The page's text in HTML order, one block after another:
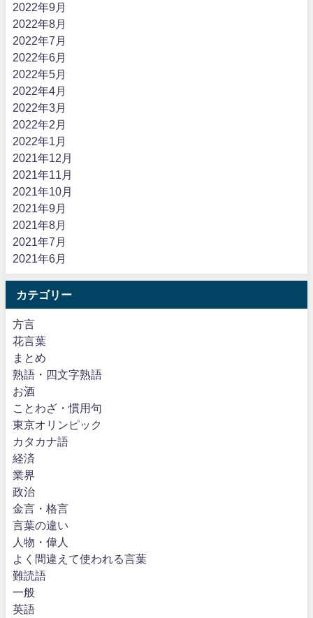
2022年9月
2022年8月
2022年7月
2022年6月
2022年5月
2022年4月
2022年3月
2022年2月
2022年1月
2021年12月
2021年11月
2021年10月
2021年9月
2021年8月
2021年7月
2021年6月
カテゴリー
方言
花言葉
まとめ
熟語・四文字熟語
お酒
ことわざ・慣用句
東京オリンピック
カタカナ語
経済
業界
政治
金言・格言
言葉の違い
人物・偉人
よく間違えて使われる言葉
難読語
一般
英語